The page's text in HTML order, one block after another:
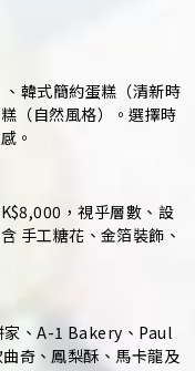
韓式簡約蛋糕（清新時
（自然風格）。選擇時
。
，視乎層數、設
手工糖花、金箔裝飾、
家、A-1 Bakery、Paul
奇、鳳梨酥、馬卡龍及